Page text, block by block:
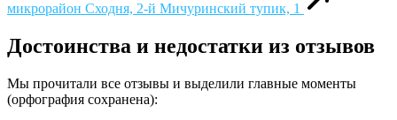
микрорайон Сходня, 2-й Мичуринский тупик, 1
Достоинства и недостатки из отзывов
Мы прочитали все отзывы и выделили главные моменты
(орфография сохранена):